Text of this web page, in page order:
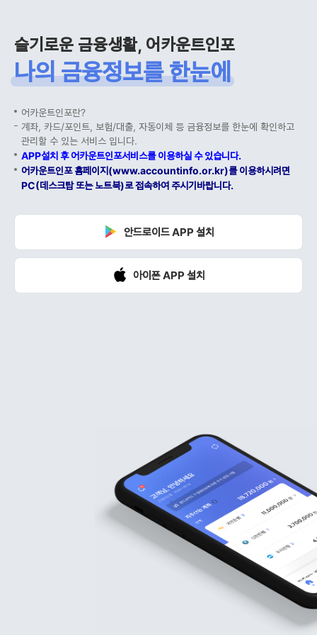
슬기로운 금융생활, 어카운트인포
나의 금융정보를 한눈에
어카운트인포란?
계좌, 카드/포인트, 보험/대출, 자동이체 등 금융정보를 한눈에 확인하고
관리할 수 있는 서비스 입니다.
APP설치 후 어카운트인포서비스를 이용하실 수 있습니다.
어카운트인포 홈페이지(www.accountinfo.or.kr)를 이용하시려면
PC(데스크탑 또는 노트북)로 접속하여 주시기바랍니다.
안드로이드 APP 설치
아이폰 APP 설치